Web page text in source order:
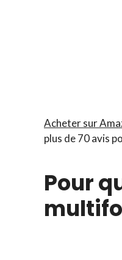
Acheter sur
plus de 70 avis
Pour